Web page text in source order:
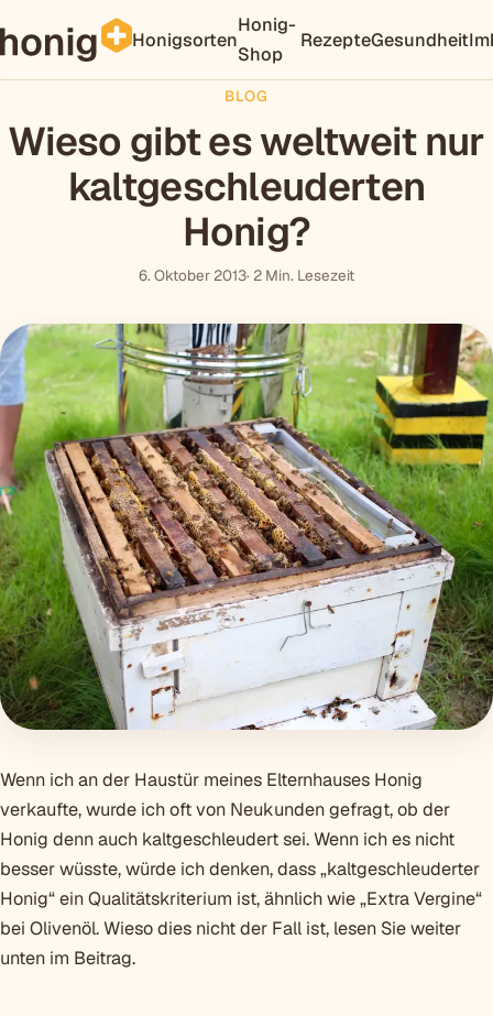
Honigsorten
Honig-
Shop
RezepteGesundheit
BLOG
Wieso gibt es weltweit nur
kaltgeschleuderten
Honig?
6. Oktober 2013· 2 Min. Lesezeit
Wenn ich an der Haustür meines Elternhauses Honig
verkaufte, wurde ich oft von Neukunden gefragt, ob der
Honig denn auch kaltgeschleudert sei. Wenn ich es nicht
besser wüsste, würde ich denken, dass „kaltgeschleuderter
Honig“ ein Qualitätskriterium ist, ähnlich wie „Extra Vergine“
bei Olivenöl. Wieso dies nicht der Fall ist, lesen Sie weiter
unten im Beitrag.